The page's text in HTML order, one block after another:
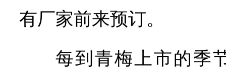
有厂家前来预订。
每到青梅上市的季